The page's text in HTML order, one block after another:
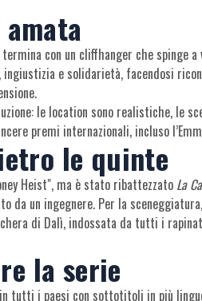
con un cliffhanger che spinge
e solidarietà, facendosi
le location sono realistiche, le
premi internazionali, incluso
le quinte
Heist", ma è stato ribattezzato La
da un ingegnere. Per la
di Dalì, indossata da tutti i
la serie
tutti i paesi con sottotitoli in più